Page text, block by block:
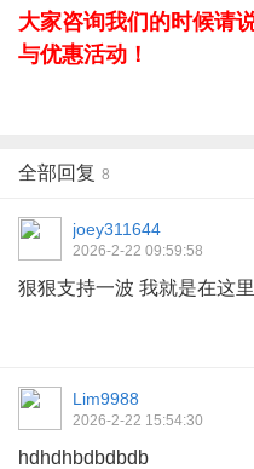
大家咨询我们的时候请
与优惠活动！
全部回复 8
joey311644
2026-2-22 09:59:58
狠狠支持一波 我就是在这
Lim9988
2026-2-22 15:54:30
hdhdhbdbdbdb